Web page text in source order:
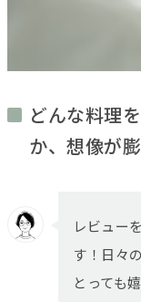
どんな料理
か、想像が
レビュー
す！日々
とっても